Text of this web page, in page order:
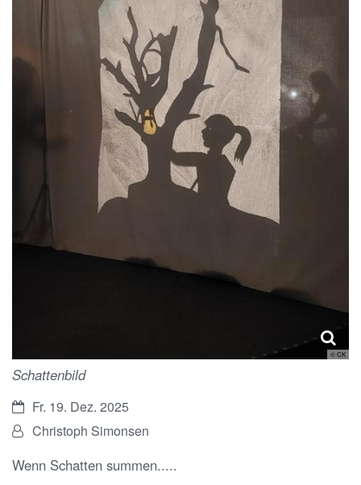
© CK
Schattenbild
Datum:Fr. 19. Dez. 2025
Von:Christoph Simonsen
Wenn Schatten summen.....